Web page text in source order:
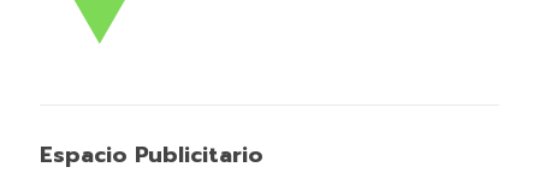
Espacio Publicitario